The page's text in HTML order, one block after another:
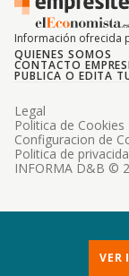
Información ofrecida
QUIENES SOMOS
CONTACTO
PUBLICA O EDITA
INFORMA D&B ©
Legal
Politica de Cookies
Configuracion de
Politica de
VER